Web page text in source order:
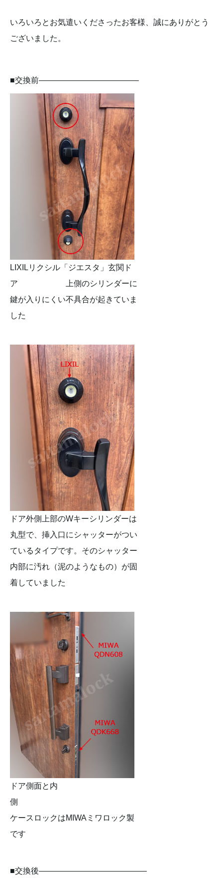
いろいろとお気遣いくださったお客様、誠にありがとう
ございました。
■交換前————————————–
LIXILリクシル「ジエスタ」玄関ド
ア 上側のシリンダーに
鍵が入りにくい不具合が起きていま
した
ドア外側上部のWキーシリンダーは
丸型で、挿入口にシャッターがつい
ているタイプです。そのシャッター
内部に汚れ（泥のようなもの）が固
着していました
ドア側面と内
側
ケースロックはMIWAミワロック製
です
■交換後—————————————–